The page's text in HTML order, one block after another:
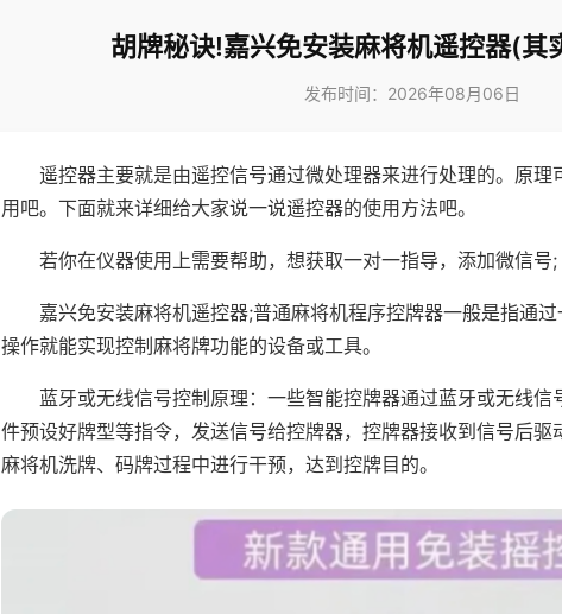
胡牌秘诀!嘉兴免安装麻将机遥控器(其
发布时间：2026年08月06日
遥控器主要就是由遥控信号通过微处理器来进行处理的。原
用吧。下面就来详细给大家说一说遥控器的使用方法吧。
若你在仪器使用上需要帮助，想获取一对一指导，添加微信号
嘉兴免安装麻将机遥控器;普通麻将机程序控牌器一般是指通
操作就能实现控制麻将牌功能的设备或工具。
蓝牙或无线信号控制原理：一些智能控牌器通过蓝牙或无线
件预设好牌型等指令，发送信号给控牌器，控牌器接收到信号后驱
麻将机洗牌、码牌过程中进行干预，达到控牌目的。